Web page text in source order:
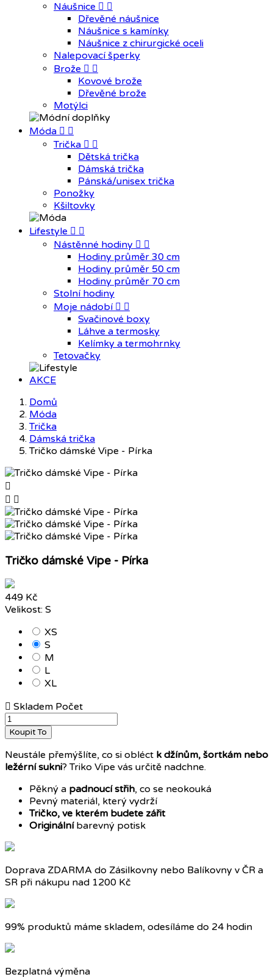
Náušnice  
Dřevěné náušnice
Náušnice s kamínky
Náušnice z chirurgické oceli
Nalepovací šperky
Brože  
Kovové brože
Dřevěné brože
Motýlci
Móda  
Trička  
Dětská trička
Dámská trička
Pánská/unisex trička
Ponožky
Kšiltovky
Lifestyle  
Nástěnné hodiny  
Hodiny průměr 30 cm
Hodiny průměr 50 cm
Hodiny průměr 70 cm
Stolní hodiny
Moje nádobí  
Svačinové boxy
Láhve a termosky
Kelímky a termohrnky
Tetovačky
AKCE
Domů
Móda
Trička
Dámská trička
Tričko dámské Vipe - Pírka

 
Tričko dámské Vipe - Pírka
449 Kč
Velikost: S
XS
S
M
L
XL
 Skladem Počet
Koupit To
Neustále přemýšlíte, co si obléct k džínům, šortkám nebo
ležérní sukni? Triko Vipe vás určitě nadchne.
Pěkný a padnoucí střih, co se neokouká
Pevný materiál, který vydrží
Tričko, ve kterém budete zářit
Originálníbarevný potisk
Doprava ZDARMA do Zásilkovny nebo Balíkovny v ČR a
SR při nákupu nad 1200 Kč
99% produktů máme skladem, odesíláme do 24 hodin
Bezplatná výměna